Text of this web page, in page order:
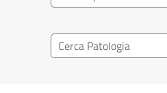
Ricerca nel patologia